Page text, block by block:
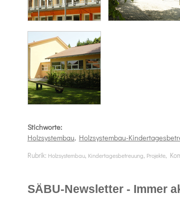
Stichworte:
Holzsystembau, Holzsystembau-
Rubrik: Holzsystembau, Kindertagesbetreuung, Projekte,
SÄBU-Newsletter - Immer